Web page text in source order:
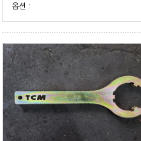
옵션 :